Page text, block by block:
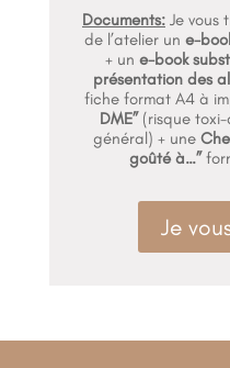
Documents:Je vous
de l’atelier une-
+ une-book
présentation des
fiche format A4 à
DME”(risque toxi-
général) + une
goûté à…”
Je